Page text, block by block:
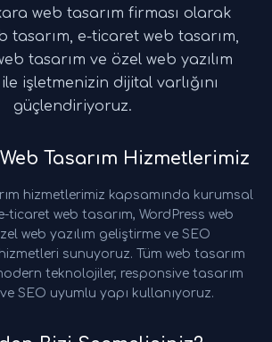
web tasarım firması olarak
tasarım, e-ticaret web tasarım,
tasarım ve özel web yazılım
işletmenizin dijital varlığını
güçlendiriyoruz.
Tasarım Hizmetlerimiz
hizmetlerimiz kapsamında kurumsal
ticaret web tasarım, WordPress web
web yazılım geliştirme ve SEO
sunuyoruz. Tüm web tasarım
teknolojiler, responsive tasarım
SEO uyumlu yapı kullanıyoruz.